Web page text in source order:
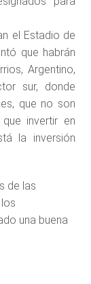
el Estadio de
que habrán
Argentino,
sur, donde
que no son
invertir en
la inversión
de las
una buena